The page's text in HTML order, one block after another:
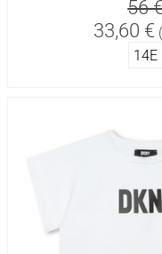
56
33,60 €
14Ε